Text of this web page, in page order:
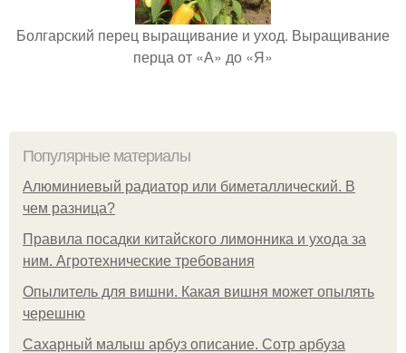
Болгарский перец выращивание и уход. Выращивание
перца от «А» до «Я»
Популярные материалы
Алюминиевый радиатор или биметаллический. В
чем разница?
Правила посадки китайского лимонника и ухода за
ним. Агротехнические требования
Опылитель для вишни. Какая вишня может опылять
черешню
Сахарный малыш арбуз описание. Сотр арбуза